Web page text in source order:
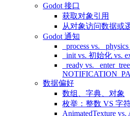
Godot 接口
获取对象引用
从对象访问数据或
Godot 通知
_process vs.
_init vs. 初始化 vs.
_ready vs.
数据偏好
数组、字典、对象
枚举：整数 VS 字
AnimatedTexture vs.